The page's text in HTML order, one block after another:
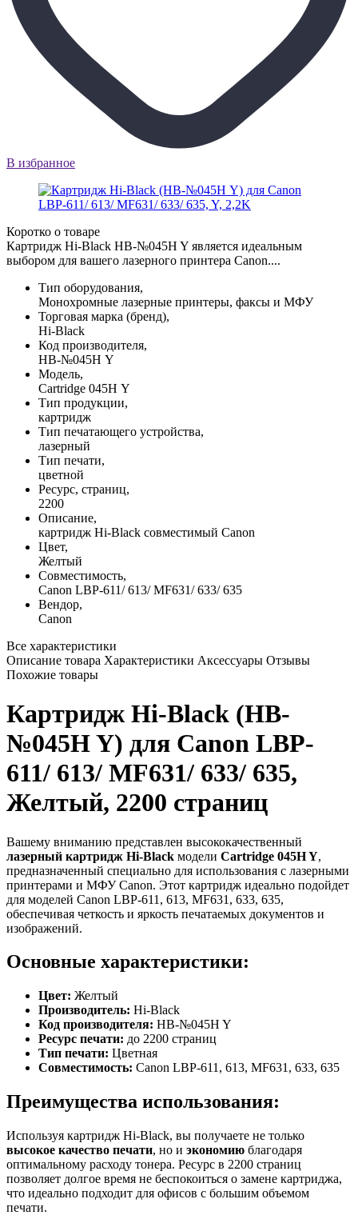
В избранное
Коротко о товаре
Картридж Hi-Black HB-№045H Y является идеальным
выбором для вашего лазерного принтера Canon....
Тип оборудования,
Монохромные лазерные принтеры, факсы и МФУ
Торговая марка (бренд),
Hi-Black
Код производителя,
HB-№045H Y
Модель,
Cartridge 045H Y
Тип продукции,
картридж
Тип печатающего устройства,
лазерный
Тип печати,
цветной
Ресурс, страниц,
2200
Описание,
картридж Hi-Black совместимый Canon
Цвет,
Желтый
Совместимость,
Canon LBP-611/ 613/ MF631/ 633/ 635
Вендор,
Canon
Все характеристики
Описание товара Характеристики Аксессуары Отзывы
Похожие товары
Картридж Hi-Black (HB-
№045H Y) для Canon LBP-
611/ 613/ MF631/ 633/ 635,
Желтый, 2200 страниц
Вашему вниманию представлен высококачественный
лазерный картридж Hi-Black модели Cartridge 045H Y,
предназначенный специально для использования с лазерными
принтерами и МФУ Canon. Этот картридж идеально подойдет
для моделей Canon LBP-611, 613, MF631, 633, 635,
обеспечивая четкость и яркость печатаемых документов и
изображений.
Основные характеристики:
Цвет: Желтый
Производитель: Hi-Black
Код производителя: HB-№045H Y
Ресурс печати: до 2200 страниц
Тип печати: Цветная
Совместимость: Canon LBP-611, 613, MF631, 633, 635
Преимущества использования:
Используя картридж Hi-Black, вы получаете не только
высокое качество печати, но и экономию благодаря
оптимальному расходу тонера. Ресурс в 2200 страниц
позволяет долгое время не беспокоиться о замене картриджа,
что идеально подходит для офисов с большим объемом
печати.